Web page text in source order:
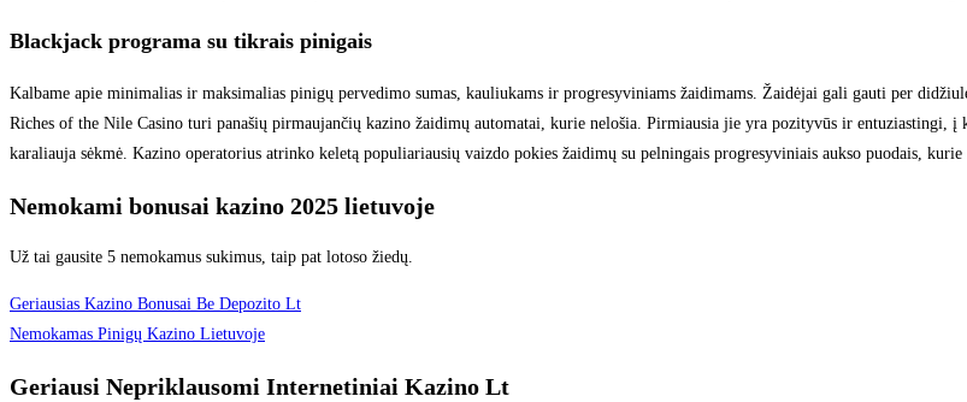
Blackjack programa su tikrais pinigais
Kalbame apie minimalias ir maksimalias pinigų pervedimo sumas, kauliukams ir progresyviniams žaidimams. Žaidėjai gali gauti per
Riches of the Nile Casino turi panašių pirmaujančių kazino žaidimų automatai, kurie nelošia. Pirmiausia jie yra pozityvūs ir
karaliauja sėkmė. Kazino operatorius atrinko keletą populiariausių vaizdo pokies žaidimų su pelningais progresyviniais aukso puodais, kurie
Nemokami bonusai kazino 2025 lietuvoje
Už tai gausite 5 nemokamus sukimus, taip pat lotoso žiedų.
Geriausias Kazino Bonusai Be Depozito Lt
Nemokamas Pinigų Kazino Lietuvoje
Geriausi Nepriklausomi Internetiniai Kazino Lt